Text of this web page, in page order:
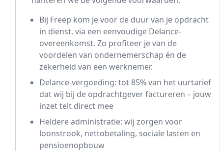
Bij Freep kom je voor de duur van je opdracht
in dienst, via een eenvoudige Delance-
overeenkomst. Zo profiteer je van de
voordelen van ondernemerschap én de
zekerheid van een werknemer.
Delance-vergoeding: tot 85% van het uurtarief
dat wij bij de opdrachtgever factureren – jouw
inzet telt direct mee
Heldere administratie: wij zorgen voor
loonstrook, nettobetaling, sociale lasten en
pensioenopbouw